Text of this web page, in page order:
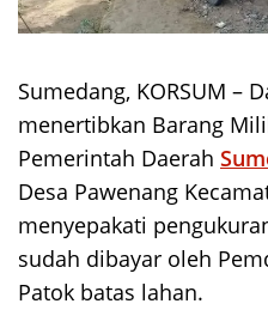
Sumedang, KORSUM –
menertibkan Barang
Pemerintah Daerah
Desa Pawenang
menyepakati
sudah dibayar oleh
Patok batas lahan.